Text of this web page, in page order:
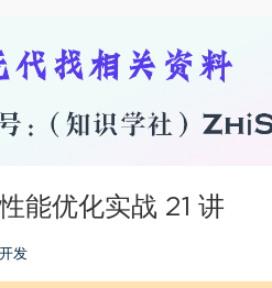
能优化实战 21 讲
发